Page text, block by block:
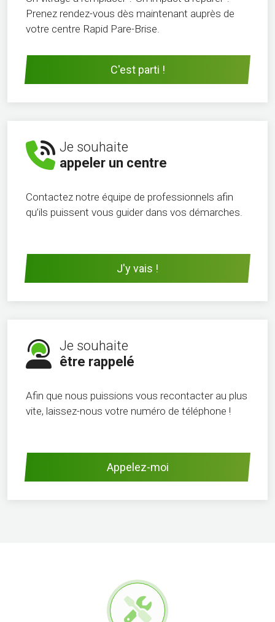
Prenez rendez-vous dès maintenant auprès de
votre centre Rapid Pare-Brise.
C'est parti !
Je souhaite
appeler un centre
Contactez notre équipe de professionnels afin
qu’ils puissent vous guider dans vos démarches.
J'y vais !
Je souhaite
être rappelé
Afin que nous puissions vous recontacter au plus
vite, laissez-nous votre numéro de téléphone !
Appelez-moi